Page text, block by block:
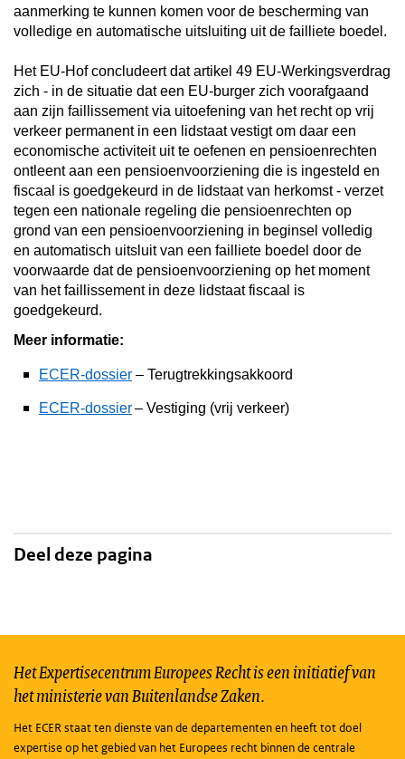
aanmerking te kunnen komen voor de bescherming van
volledige en automatische uitsluiting uit de failliete boedel.
Het EU-Hof concludeert dat artikel 49 EU-Werkingsverdrag
zich - in de situatie dat een EU-burger zich voorafgaand
aan zijn faillissement via uitoefening van het recht op vrij
verkeer permanent in een lidstaat vestigt om daar een
economische activiteit uit te oefenen en pensioenrechten
ontleent aan een pensioenvoorziening die is ingesteld en
fiscaal is goedgekeurd in de lidstaat van herkomst - verzet
tegen een nationale regeling die pensioenrechten op
grond van een pensioenvoorziening in beginsel volledig
en automatisch uitsluit van een failliete boedel door de
voorwaarde dat de pensioenvoorziening op het moment
van het faillissement in deze lidstaat fiscaal is
goedgekeurd.
Meer informatie:
ECER-dossier – Terugtrekkingsakkoord
ECER-dossier– Vestiging (vrij verkeer)
Deel deze pagina
Het Expertisecentrum Europees Recht is een initiatief van
het ministerie van Buitenlandse Zaken.
Het ECER staat ten dienste van de departementen en heeft tot doel
expertise op het gebied van het Europees recht binnen de centrale